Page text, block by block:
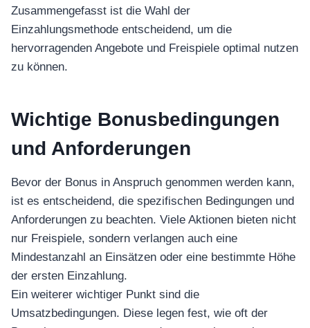
Zusammengefasst ist die Wahl der
Einzahlungsmethode entscheidend, um die
hervorragenden Angebote und Freispiele optimal nutzen
zu können.
Wichtige Bonusbedingungen
und Anforderungen
Bevor der Bonus in Anspruch genommen werden kann,
ist es entscheidend, die spezifischen Bedingungen und
Anforderungen zu beachten. Viele Aktionen bieten nicht
nur Freispiele, sondern verlangen auch eine
Mindestanzahl an Einsätzen oder eine bestimmte Höhe
der ersten Einzahlung.
Ein weiterer wichtiger Punkt sind die
Umsatzbedingungen. Diese legen fest, wie oft der